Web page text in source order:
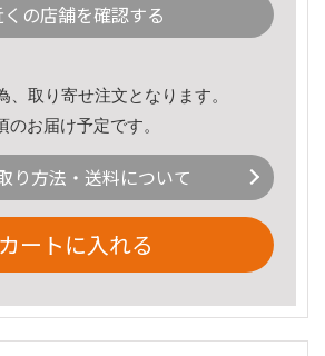
の店舗を確認する
、取り寄せ注文となります。
のお届け予定です。
り方法・送料について
カートに入れる